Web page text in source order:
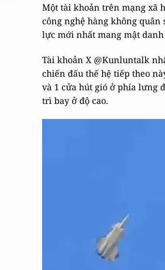
Một tài khoản trên mạng xã
công nghệ hàng không
lực mới nhất mang mật
Tài khoản X @Kunluntalk
chiến đấu thế hệ tiếp theo
và 1 cửa hút gió ở phía lưng
trì bay ở độ cao.